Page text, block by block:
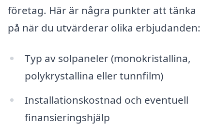
företag. Här är några punkter att tänka
på när du utvärderar olika erbjudanden:
Typ av solpaneler (monokristallina,
polykrystallina eller tunnfilm)
Installationskostnad och eventuell
finansieringshjälp